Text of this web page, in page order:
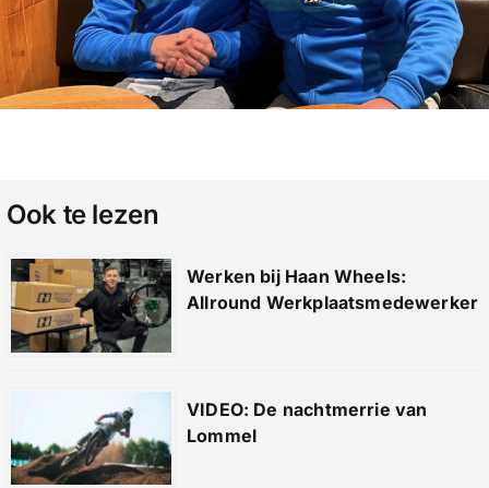
Ook te lezen
Werken bij Haan Wheels:
Allround Werkplaatsmedewerker
VIDEO: De nachtmerrie van
Lommel